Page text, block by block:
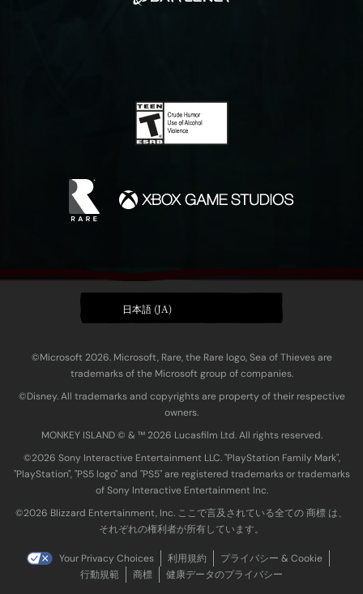
日本語 (JA)
©Microsoft 2026. Microsoft, Rare, the Rare logo, Sea of Thieves are
trademarks of the Microsoft group of companies.
©Disney. All trademarks and copyrights are property of their respective
owners.
MONKEY ISLAND © & ™ 20‍26 Lucasfilm Ltd. All rights reserved.
©2026 Sony Interactive Entertainment LLC. "PlayStation Family Mark",
"PlayStation", "PS5 logo" and "PS5" are registered trademarks or trademarks
of Sony Interactive Entertainment Inc.
©2026 Blizzard Entertainment, Inc. ここで言及されている全ての 商標 は、
それぞれの権利者が所有しています。
Your Privacy Choices 利用規約
プライバシー & Cookie
行動規範
商標 健康データのプライバシー